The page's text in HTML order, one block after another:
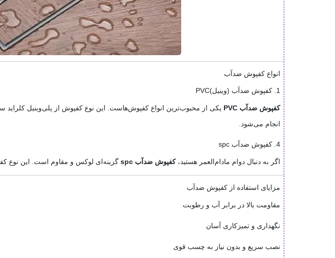
انواع کفپوش ضدآب
1. کفپوش ضدآب (وینیل)PVC
کفپوش ضدآب PVC
یکی از محبوب‌ترین انواع کفپوش‌هاست. این نوع کفپوش از پلی‌وینیل
انجام می‌شود.
4. کفپوش ضدآب spc
اگر به دنبال دوام مادام‌العمر هستید،کفپوش ضدآب spc گزینه‌ای لوکس و مقاوم است. این نوع
مزایای استفاده از کفپوش ضدآب
مقاومت بالا در برابر آب و رطوبت
نگهداری و تمیزکاری آسان
نصب سریع و بدون نیاز به چسب قوی